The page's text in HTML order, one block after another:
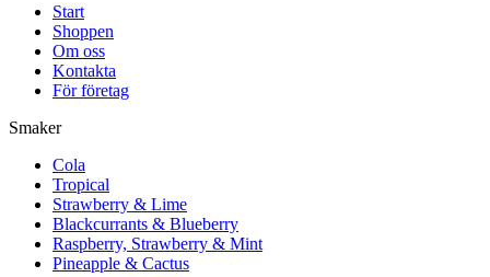
Start
Shoppen
Om oss
Kontakta
För företag
Smaker
Cola
Tropical
Strawberry & Lime
Blackcurrants & Blueberry
Raspberry, Strawberry & Mint
Pineapple & Cactus